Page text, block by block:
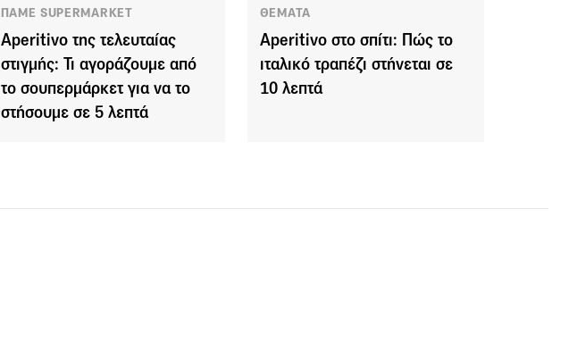
ΠΑΜΕ SUPERMARKET
Aperitivo της τελευταίας
στιγμής: Τι αγοράζουμε από
το σουπερμάρκετ για να το
στήσουμε σε 5 λεπτά
ΘΕΜΑΤΑ
Aperitivo στο σπίτι: Πώς το
ιταλικό τραπέζι στήνεται σε
10 λεπτά